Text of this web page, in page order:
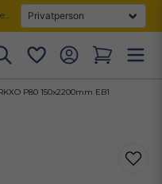
P80 150x2200mm EB1